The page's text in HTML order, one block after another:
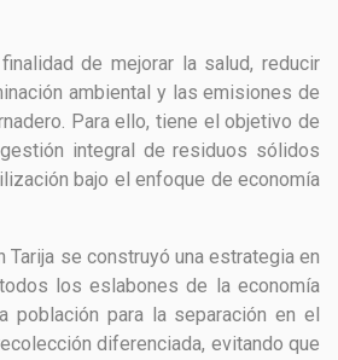
de mejorar la salud, reducir
ambiental y las emisiones de
Para ello, tiene el objetivo de
integral de residuos sólidos
bajo el enfoque de economía
Tarija se construyó una estrategia en
los eslabones de la economía
población para la separación en el
diferenciada, evitando que